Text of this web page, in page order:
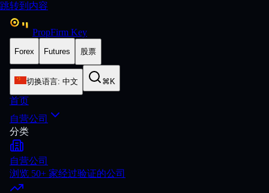
跳转到内容
PropFirm Key
Forex Futures 股票
切换语言: 中文 ⌘K
首页
自营公司
分类
自营公司
浏览 50+ 家经过验证的公司